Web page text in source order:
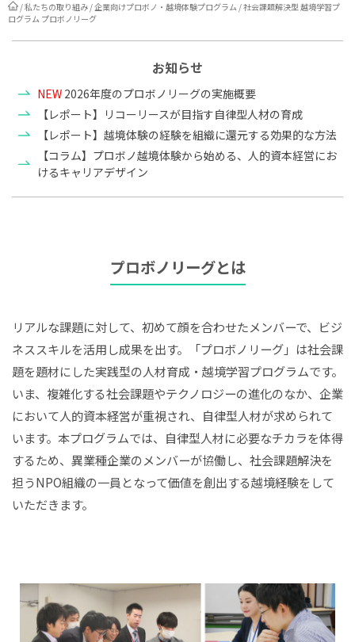
/私たちの取り組み /企業向けプロボノ・越境体験プログラム /社会課題解決型 越境学習プ
ログラム プロボノリーグ
お知らせ
NEW 2026年度のプロボノリーグの実施概要
【レポート】リコーリースが目指す自律型人材の育成
【レポート】越境体験の経験を組織に還元する効果的な方法
【コラム】プロボノ越境体験から始める、人的資本経営にお
けるキャリアデザイン
プロボノリーグとは
リアルな課題に対して、初めて顔を合わせたメンバーで、ビジ
ネススキルを活用し成果を出す。「プロボノリーグ」は社会課
題を題材にした実践型の人材育成・越境学習プログラムです。
いま、複雑化する社会課題やテクノロジーの進化のなか、企業
において人的資本経営が重視され、自律型人材が求められて
います。本プログラムでは、自律型人材に必要なチカラを体得
するため、異業種企業のメンバーが協働し、社会課題解決を
担うNPO組織の一員となって価値を創出する越境経験をして
いただきます。